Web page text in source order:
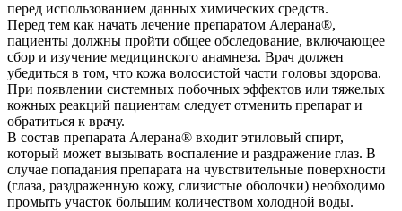
перед использованием данных химических средств.
Перед тем как начать лечение препаратом Алерана®,
пациенты должны пройти общее обследование, включающее
сбор и изучение медицинского анамнеза. Врач должен
убедиться в том, что кожа волосистой части головы здорова.
При появлении системных побочных эффектов или тяжелых
кожных реакций пациентам следует отменить препарат и
обратиться к врачу.
В состав препарата Алерана® входит этиловый спирт,
который может вызывать воспаление и раздражение глаз. В
случае попадания препарата на чувствительные поверхности
(глаза, раздраженную кожу, слизистые оболочки) необходимо
промыть участок большим количеством холодной воды.